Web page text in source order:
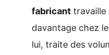
fabricant travaille
davantage chez
lui, traite des